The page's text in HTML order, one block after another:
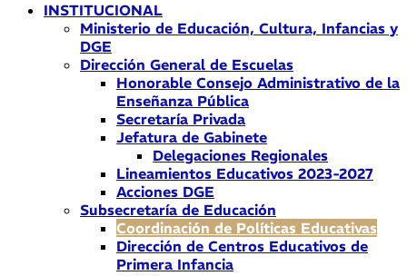
INSTITUCIONAL
Ministerio de Educación, Cultura, Infancias y
DGE
Dirección General de Escuelas
Honorable Consejo Administrativo de la
Enseñanza Pública
Secretaría Privada
Jefatura de Gabinete
Delegaciones Regionales
Lineamientos Educativos 2023-2027
Acciones DGE
Subsecretaría de Educación
Coordinación de Políticas Educativas
Dirección de Centros Educativos de
Primera Infancia